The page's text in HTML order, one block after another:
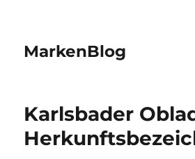
MarkenBlog
Karlsbader